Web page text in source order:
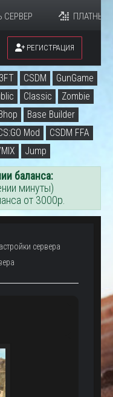
СЕРВЕР ПЛАТНЫЕ
РЕГИСТРАЦИЯ
CSDM
GunGame
Classic
Zombie
Base Builder
Mod
CSDM FFA
Jump
баланса:
минуты)
от 3000р.
сервера